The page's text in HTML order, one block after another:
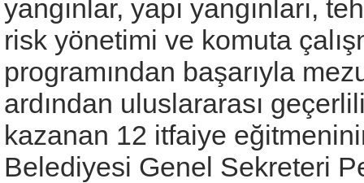
yangınlar, yapı yangınları,
risk yönetimi ve komuta
programından başarıyla
ardından uluslararası
kazanan 12 itfaiye
Belediyesi Genel Sekreteri